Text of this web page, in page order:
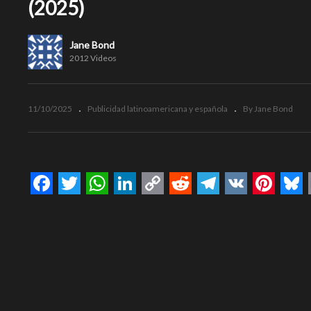
(2025)
Jane Bond
2012 Videos
11/10/2025 Publicidad latinoamericana y española By Jane Bond